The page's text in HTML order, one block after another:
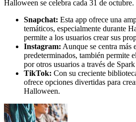
Halloween se celebra cada 31 de octubre.
Snapchat: Esta app ofrece una
temáticos, especialmente durante
permite a los usuarios crear sus
Instagram: Aunque se centra más
predeterminados, también permite
por otros usuarios a través de
TikTok: Con su creciente
ofrece opciones divertidas para
Halloween.